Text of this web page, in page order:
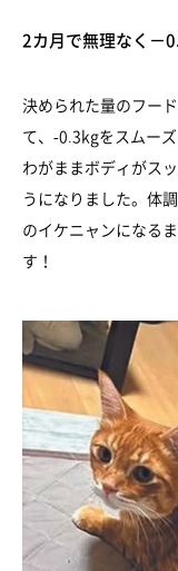
2カ月で無理なく－
決められた量のフー
て、-0.3kgをスムー
わがままボディがス
うになりました。体
のイケニャンになる
す！